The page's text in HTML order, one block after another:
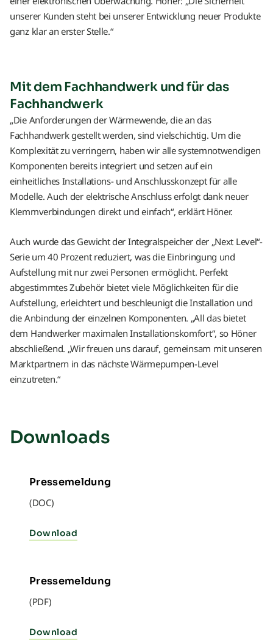
unserer Kunden steht bei unserer Entwicklung neuer Produkte
ganz klar an erster Stelle.“
Mit dem Fachhandwerk und für das
Fachhandwerk
„Die Anforderungen der Wärmewende, die an das
Fachhandwerk gestellt werden, sind vielschichtig. Um die
Komplexität zu verringern, haben wir alle systemnotwendigen
Komponenten bereits integriert und setzen auf ein
einheitliches Installations- und Anschlusskonzept für alle
Modelle. Auch der elektrische Anschluss erfolgt dank neuer
Klemmverbindungen direkt und einfach“, erklärt Höner.
Auch wurde das Gewicht der Integralspeicher der „Next Level“-
Serie um 40 Prozent reduziert, was die Einbringung und
Aufstellung mit nur zwei Personen ermöglicht. Perfekt
abgestimmtes Zubehör bietet viele Möglichkeiten für die
Aufstellung, erleichtert und beschleunigt die Installation und
die Anbindung der einzelnen Komponenten. „All das bietet
dem Handwerker maximalen Installationskomfort“, so Höner
abschließend. „Wir freuen uns darauf, gemeinsam mit unseren
Marktpartnern in das nächste Wärmepumpen-Level
einzutreten.“
Downloads
Pressemeldung
(DOC)
Download
Pressemeldung
(PDF)
Download